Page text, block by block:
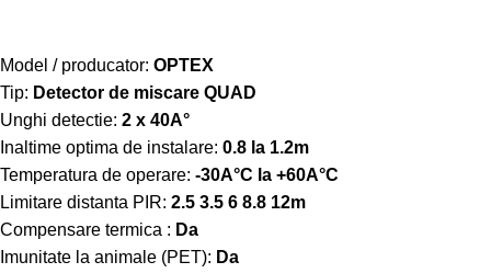
Model / producator: OPTEX
Tip: Detector de miscare QUAD
Unghi detectie: 2 x 40A°
Inaltime optima de instalare: 0.8 la 1.2m
Temperatura de operare: -30A°C la +60A°C
Limitare distanta PIR: 2.5 3.5 6 8.8 12m
Compensare termica : Da
Imunitate la animale (PET): Da